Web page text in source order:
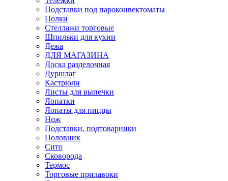
Подставки под пароконвектоматы
Полки
Стеллажи торговые
Шпильки для кухни
Дежа
ДЛЯ МАГАЗИНА
Доска разделочная
Дуршлаг
Кастрюли
Листы для выпечки
Лопатки
Лопаты для пиццы
Нож
Подставки, подтоварники
Половник
Сито
Сковорода
Термос
Торговые прилавоки